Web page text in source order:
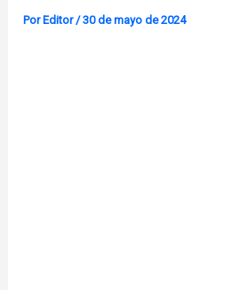
PorEditor /30 de mayo de 2024